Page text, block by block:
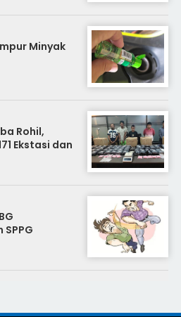
Minyak
Rohil,
Ekstasi dan